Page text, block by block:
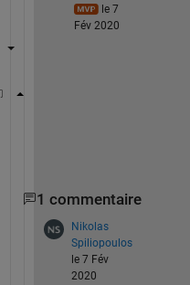
le 7
Fév 2020
1 commentaire
Nikolas
Spiliopoulos
le 7 Fév
2020